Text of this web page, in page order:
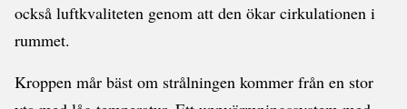
också luftkvaliteten genom att den ökar cirkulationen i
rummet.
Kroppen mår bäst om strålningen kommer från en stor